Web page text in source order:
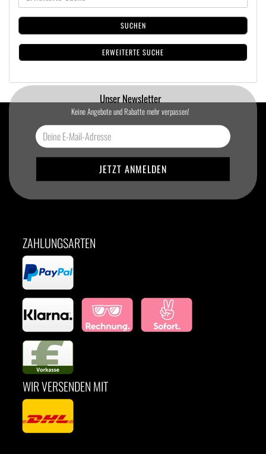
SUCHEN
ERWEITERTE SUCHE
Unser Newsletter
Keine Angebote und Rabatte mehr verpassen!
ZAHLUNGSARTEN
WIR VERSENDEN MIT